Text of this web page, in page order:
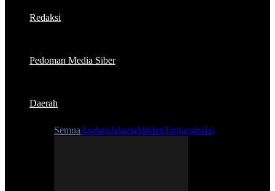
Redaksi
Pedoman Media Siber
Daerah
SemuaAsahanJakartaMedanTanjungbalai